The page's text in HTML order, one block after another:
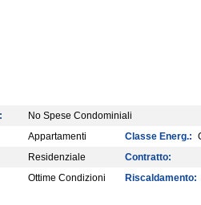
No Spese Condominiali
Appartamenti Classe Energ.:
Residenziale
Contratto:
Ottime Condizioni Riscaldamento: